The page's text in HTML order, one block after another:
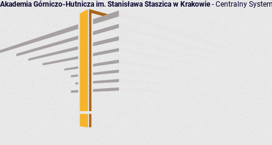
Akademia Górniczo-Hutnicza im. Stanisława Staszica w Krakowie- Centralny